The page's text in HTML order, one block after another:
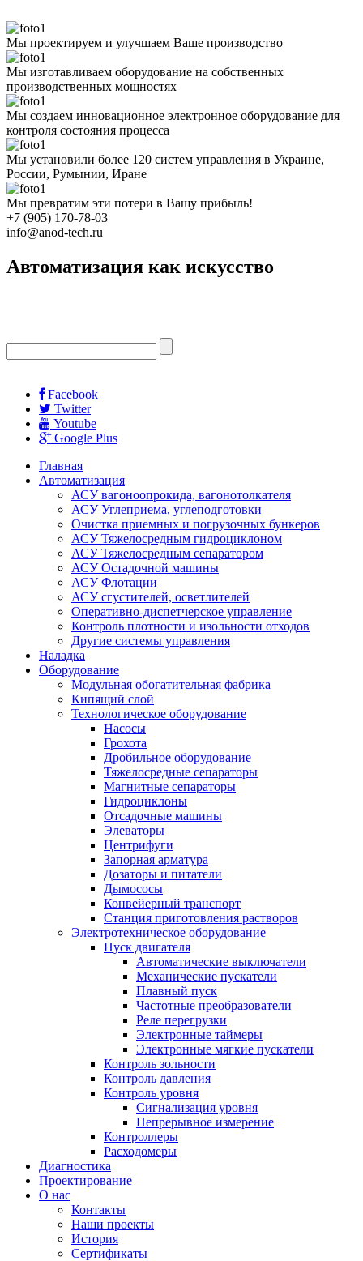
Мы проектируем и улучшаем Ваше производство
Мы изготавливаем оборудование на собственных
производственных мощностях
Мы создаем инновационное электронное оборудование для
контроля состояния процесса
Мы установили более 120 систем управления в Украине,
России, Румынии, Иране
Мы превратим эти потери в Вашу прибыль!
+7 (905) 170-78-03
info@anod-tech.ru
Автоматизация как искусство
Facebook
Twitter
Youtube
Google Plus
Главная
Автоматизация
АСУ вагоноопрокида, вагонотолкателя
АСУ Углеприема, углеподготовки
Очистка приемных и погрузочных бункеров
АСУ Тяжелосредным гидроциклоном
АСУ Тяжелосредным сепаратором
АСУ Остадочной машины
АСУ Флотации
АСУ сгустителей, осветлителей
Оперативно-диспетчерское управление
Контроль плотности и изольности отходов
Другие системы управления
Наладка
Оборудование
Модульная обогатительная фабрика
Кипящий слой
Технологическое оборудование
Насoсы
Грохота
Дробильное оборудование
Тяжелосредные сепараторы
Магнитные сепараторы
Гидроциклоны
Отсадочные машины
Элеваторы
Центрифуги
Запорная арматура
Дозаторы и питатели
Дымососы
Конвейерный транспорт
Станция приготовления растворов
Электротехническое оборудование
Пуск двигателя
Автоматические выключатели
Механические пускатели
Плавный пуск
Частотные преобразователи
Реле перегрузки
Электронные таймеры
Электронные мягкие пускатели
Контроль зольности
Контроль давления
Контроль уровня
Сигнализация уровня
Непрерывное измерение
Контроллеры
Расходомеры
Диагностика
Проектирование
О нас
Контакты
Наши проекты
История
Сертификаты